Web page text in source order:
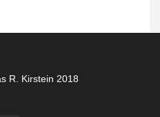
R. Kirstein 2018